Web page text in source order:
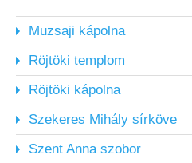
Muzsaji kápolna
Röjtöki templom
Röjtöki kápolna
Szekeres Mihály sírköve
Szent Anna szobor